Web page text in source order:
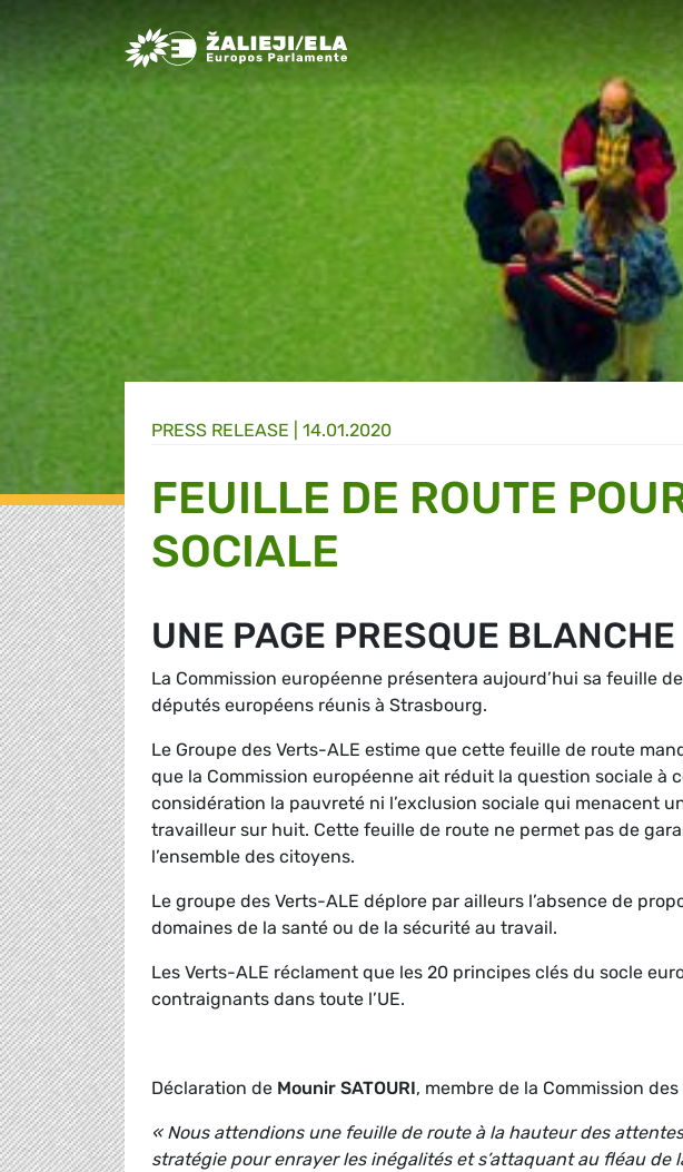
Greens/EFA Home
PRESS RELEASE | 14.01.2020
FEUILLE DE ROUTE
SOCIALE
UNE PAGE PRESQUE BLANCHE
La Commission européenne présentera aujourd’hui sa feuille
députés européens réunis à Strasbourg.
Le Groupe des Verts-ALE estime que cette feuille de route
que la Commission européenne ait réduit la question sociale à
considération la pauvreté ni l’exclusion sociale qui menacent
travailleur sur huit. Cette feuille de route ne permet pas de
l’ensemble des citoyens.
Le groupe des Verts-ALE déplore par ailleurs l’absence de
domaines de la santé ou de la sécurité au travail.
Les Verts-ALE réclament que les 20 principes clés du socle
contraignants dans toute l’UE.
Déclaration de Mounir SATOURI, membre de la Commission
« Nous attendions une feuille de route à la hauteur des
stratégie pour enrayer les inégalités et s’attaquant au fléau de